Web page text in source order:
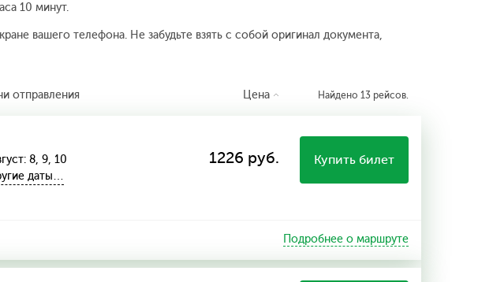
10 минут.
вашего телефона. Не забудьте взять с собой оригинал документа,
отправления Цена Найдено 13 рейсов.
8, 9, 10
даты…
1226 руб. Купить билет
Подробнее о маршруте